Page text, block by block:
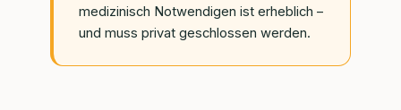
medizinisch Notwendigen ist erheblich –
und muss privat geschlossen werden.